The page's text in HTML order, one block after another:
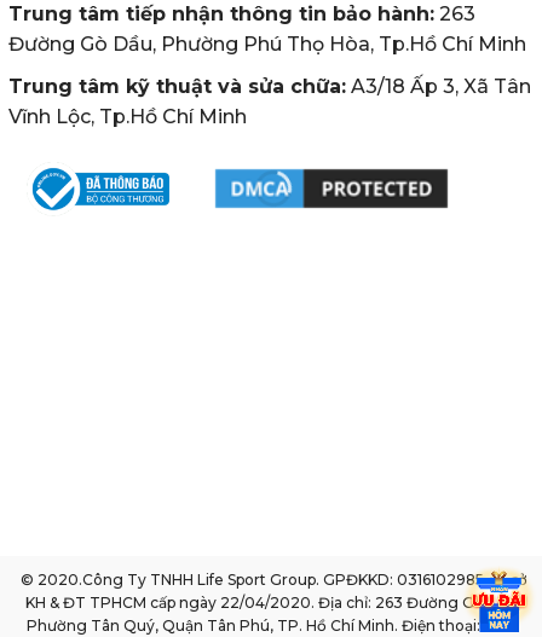
Trung tâm tiếp nhận thông tin bảo hành: 263
Đường Gò Dầu, Phường Phú Thọ Hòa, Tp.Hồ Chí Minh
Trung tâm kỹ thuật và sửa chữa: A3/18 Ấp 3, Xã Tân
Vĩnh Lộc, Tp.Hồ Chí Minh
© 2020.Công Ty TNHH Life Sport Group. GPĐKKD: 0316102985 do sở
KH & ĐT TPHCM cấp ngày 22/04/2020. Địa chỉ: 263 Đường Gò Dầu,
Phường Tân Quý, Quận Tân Phú, TP. Hồ Chí Minh. Điện thoại: 1800